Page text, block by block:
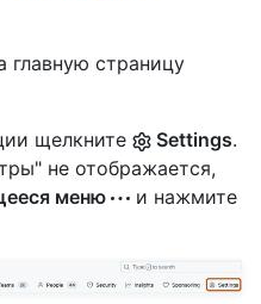
главную страницу
щелкните
Settings.
не отображается,
меню
и нажмите